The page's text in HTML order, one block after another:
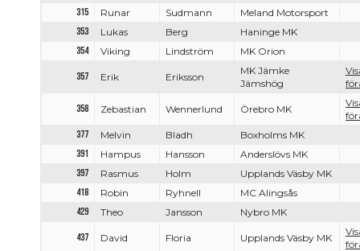
315
Runar Sudmann
Meland Motorsport
353
Lukas Berg
Haninge MK
354
Viking Lindström MK Orion
357 Erik Eriksson
MK Jämke
Jämshög
358 Zebastian Wennerlund Örebro MK
377
Melvin Bladh
Boxholms MK
391
Hampus Hansson
Anderslövs MK
397
Rasmus Holm
Upplands Väsby MK
418
Robin Ryhnell
MC Alingsås
429
Theo Jansson Nybro MK
437 David Floria Upplands Väsby MK